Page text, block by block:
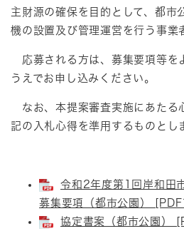
主財源の確保を目的として、都市
機の設置及び管理運営を行う事業
応募される方は、募集要項等を
うえでお申し込みください。
なお、本提案審査実施にあたる
記の入札心得を準用するものとし
令和2年度第1回岸和田
募集要項（都市公園）
協定書案（都市公園）